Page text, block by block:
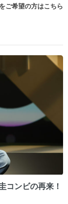
ご希望の方はこちら
コンビの再来！